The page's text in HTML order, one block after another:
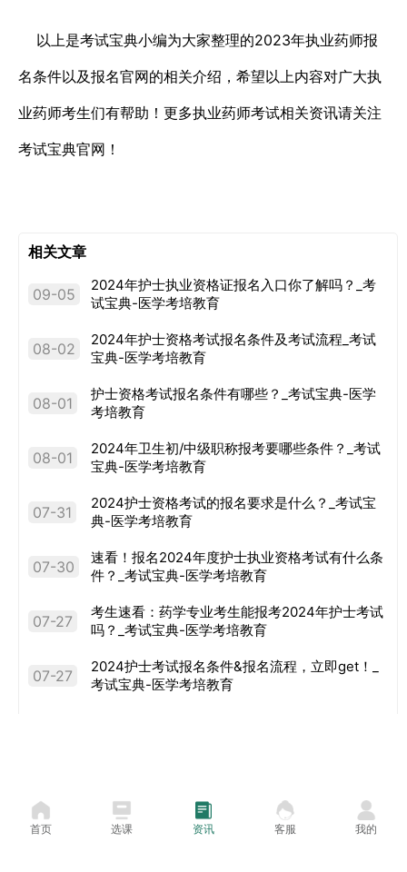
以上是考试宝典小编为大家整理的2023年执业药师报
名条件以及报名官网的相关介绍，希望以上内容对广大执
业药师考生们有帮助！更多执业药师考试相关资讯请关注
考试宝典官网！
相关文章
09-05
2024年护士执业资格证报名入口你了解吗？_考
试宝典-医学考培教育
08-02
2024年护士资格考试报名条件及考试流程_考试
宝典-医学考培教育
08-01
护士资格考试报名条件有哪些？_考试宝典-医学
考培教育
08-01
2024年卫生初/中级职称报考要哪些条件？_考试
宝典-医学考培教育
07-31
2024护士资格考试的报名要求是什么？_考试宝
典-医学考培教育
07-30
速看！报名2024年度护士执业资格考试有什么条
件？_考试宝典-医学考培教育
07-27
考生速看：药学专业考生能报考2024年护士考试
吗？_考试宝典-医学考培教育
07-27
2024护士考试报名条件&报名流程，立即get！_
考试宝典-医学考培教育
首页 选课 资讯 客服 我的